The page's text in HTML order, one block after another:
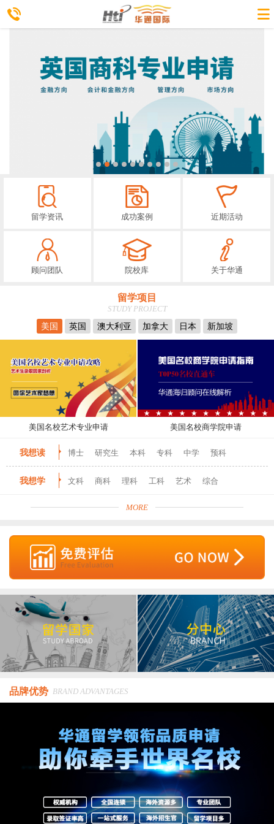
留学资讯 成功案例 近期活动
顾问团队 院校库 关于华通
留学项目
STUDY PROJECT
美国
英国 澳大利亚 加拿大 日本 新加坡
美国名校艺术专业申请 美国名校商学院申请
我想读 博士 研究生 本科 专科 中学 预科
我想学 文科 商科 理科 工科 艺术 综合
MORE
品牌优势 BRAND ADVANTAGES